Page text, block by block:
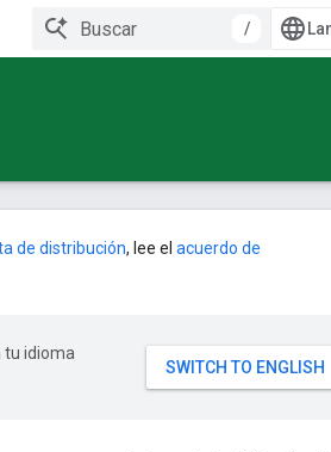
/
de distribución, lee el acuerdo de
tu idioma